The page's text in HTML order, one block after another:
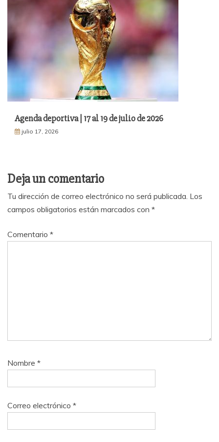
Agenda deportiva | 17 al 19 de julio de 2026
julio 17, 2026
Deja un comentario
Tu dirección de correo electrónico no será publicada. Los
campos obligatorios están marcados con *
Comentario *
Nombre *
Correo electrónico *